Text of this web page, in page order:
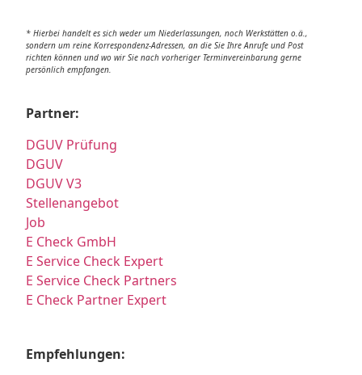
* Hierbei handelt es sich weder um Niederlassungen, noch Werkstätten o.ä.,
sondern um reine Korrespondenz-Adressen, an die Sie Ihre Anrufe und Post
richten können und wo wir Sie nach vorheriger Terminvereinbarung gerne
persönlich empfangen.
Partner:
DGUV Prüfung
DGUV
DGUV V3
Stellenangebot
Job
E Check GmbH
E Service Check Expert
E Service Check Partners
E Check Partner Expert
Empfehlungen: